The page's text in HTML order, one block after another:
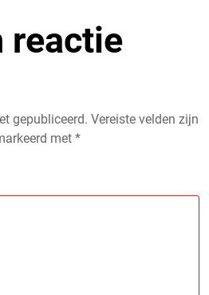
reactie
gepubliceerd. Vereiste velden zijn
met *